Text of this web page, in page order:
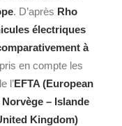
. D’après Rho
électriques
à
en compte les
l’EFTA (European
– Islande
Kingdom)